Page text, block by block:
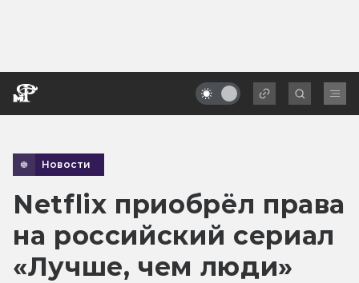
Новости
Netflix приобрёл права
на российский сериал
«Лучше, чем люди»